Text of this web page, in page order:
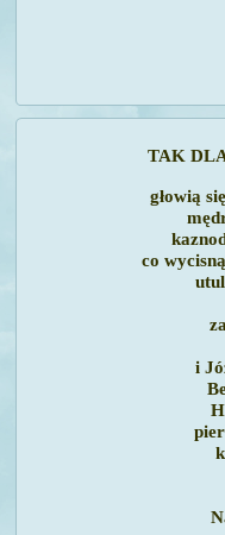
TAK
głowią
co
i